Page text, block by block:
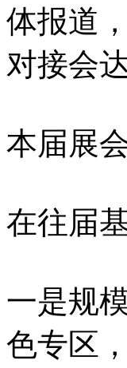
体报道
对接会
本届展
在往届
一是规
色专区